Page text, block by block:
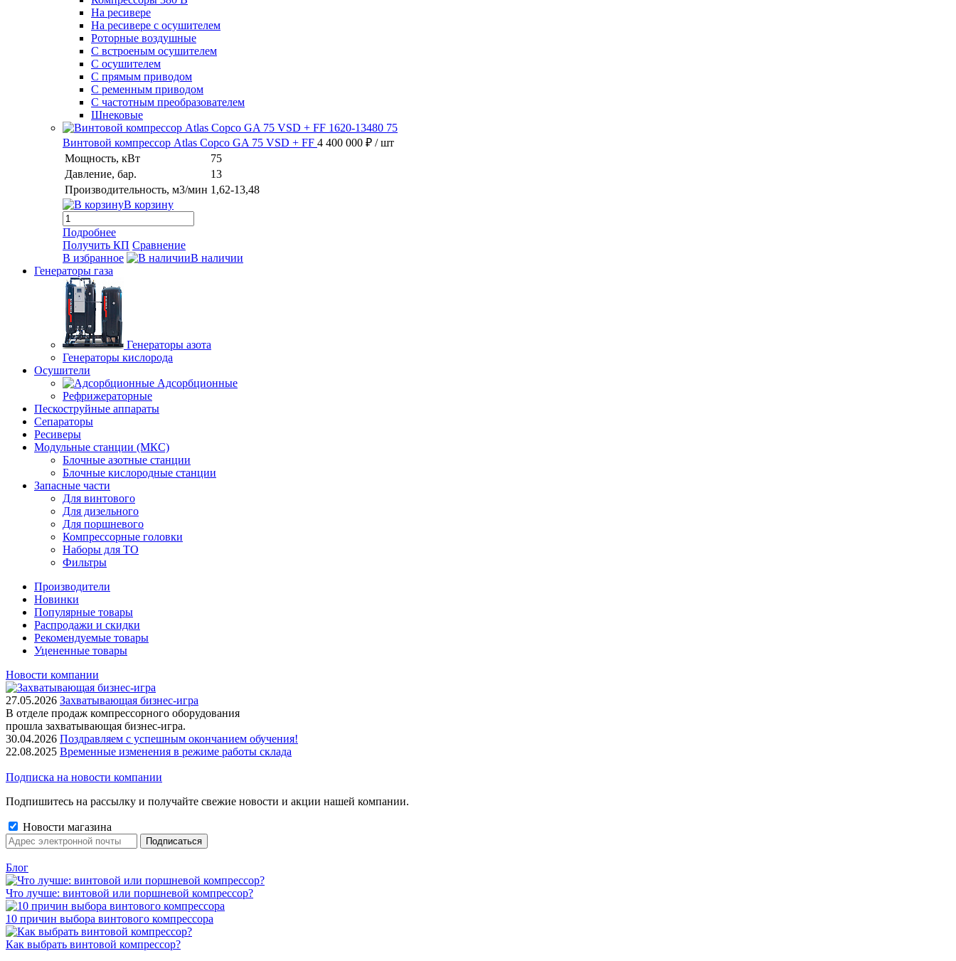
На ресивере
На ресивере с осушителем
Роторные воздушные
С встроеным осушителем
С осушителем
С прямым приводом
С ременным приводом
С частотным преобразователем
Шнековые
Винтовой компрессор Atlas Copco GA 75 VSD + FF 4 400 000 ₽ / шт
Мощность, кВт
75
Давление, бар.
13
Производительность, м3/мин 1,62-13,48
В корзину
Подробнее
Получить КП Сравнение
В избранное
В наличии
Генераторы газа
Генераторы азота
Генераторы кислорода
Осушители
Адсорбционные
Рефрижераторные
Пескоструйные аппараты
Сепараторы
Ресиверы
Модульные станции (МКС)
Блочные азотные станции
Блочные кислородные станции
Запасные части
Для винтового
Для дизельного
Для поршневого
Компрессорные головки
Наборы для ТО
Фильтры
Производители
Новинки
Популярные товары
Распродажи и скидки
Рекомендуемые товары
Уцененные товары
Новости компании
27.05.2026 Захватывающая бизнес-игра
В отделе продаж компрессорного оборудования
прошла захватывающая бизнес-игра.
30.04.2026 Поздравляем с успешным окончанием обучения!
22.08.2025 Временные изменения в режиме работы склада
Подписка на новости компании
Подпишитесь на рассылку и получайте свежие новости и акции нашей компании.
Новости магазина
Блог
Что лучше: винтовой или поршневой компрессор?
10 причин выбора винтового компрессора
Как выбрать винтовой компрессор?